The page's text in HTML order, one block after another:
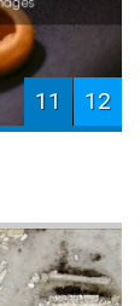
11 12